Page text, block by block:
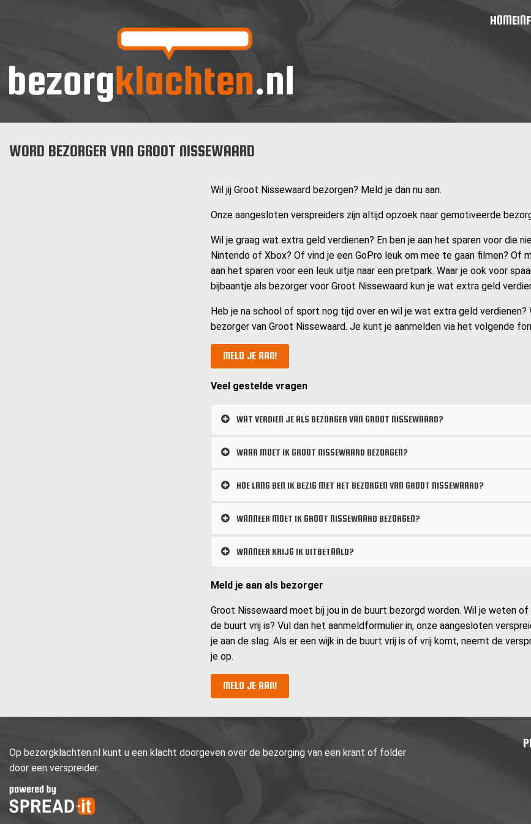
HOME
WORD BEZORGER VAN GROOT NISSEWAARD
Wil jij Groot Nissewaard bezorgen? Meld je dan nu aan.
Onze aangesloten verspreiders zijn altijd opzoek naar gemotiveerde
Wil je graag wat extra geld verdienen? En ben je aan het sparen voor die
Nintendo of Xbox? Of vind je een GoPro leuk om mee te gaan filmen? Of
aan het sparen voor een leuk uitje naar een pretpark. Waar je ook voor
bijbaantje als bezorger voor Groot Nissewaard kun je wat extra geld
Heb je na school of sport nog tijd over en wil je wat extra geld verdienen?
bezorger van Groot Nissewaard. Je kunt je aanmelden via het volgende
MELD JE AAN!
Veel gestelde vragen
WAT VERDIEN JE ALS BEZORGER VAN GROOT NISSEWAARD?
WAAR MOET IK GROOT NISSEWAARD BEZORGEN?
HOE LANG BEN IK BEZIG MET HET BEZORGEN VAN GROOT NISSEWAARD?
WANNEER MOET IK GROOT NISSEWAARD BEZORGEN?
WANNEER KRIJG IK UITBETAALD?
Meld je aan als bezorger
Groot Nissewaard moet bij jou in de buurt bezorgd worden. Wil je weten of
de buurt vrij is? Vul dan het aanmeldformulier in, onze aangesloten
je aan de slag. Als er een wijk in de buurt vrij is of vrij komt, neemt de
je op.
MELD JE AAN!
Op bezorgklachten.nl kunt u een klacht doorgeven over de bezorging van een krant of folder
door een verspreider.